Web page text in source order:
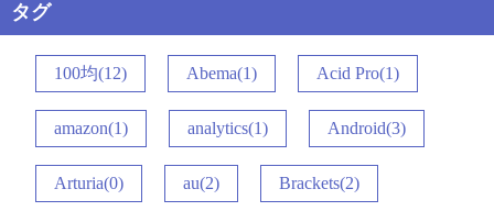
タグ
100均(12) Abema(1) Acid Pro(1)
amazon(1) analytics(1) Android(3)
Arturia(0) au(2) Brackets(2)